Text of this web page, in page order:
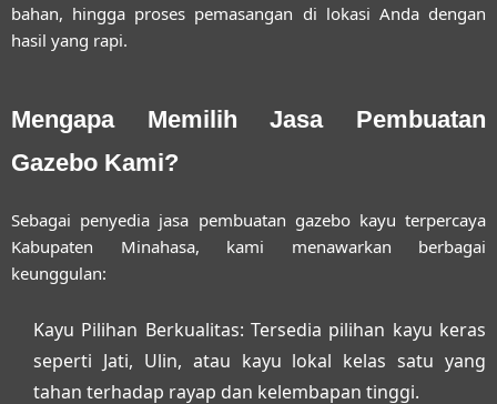
bahan, hingga proses pemasangan di lokasi Anda dengan
hasil yang rapi.
Mengapa Memilih Jasa Pembuatan
Gazebo Kami?
Sebagai penyedia jasa pembuatan gazebo kayu terpercaya
Kabupaten Minahasa, kami menawarkan berbagai
keunggulan:
Kayu Pilihan Berkualitas: Tersedia pilihan kayu keras
seperti Jati, Ulin, atau kayu lokal kelas satu yang
tahan terhadap rayap dan kelembapan tinggi.